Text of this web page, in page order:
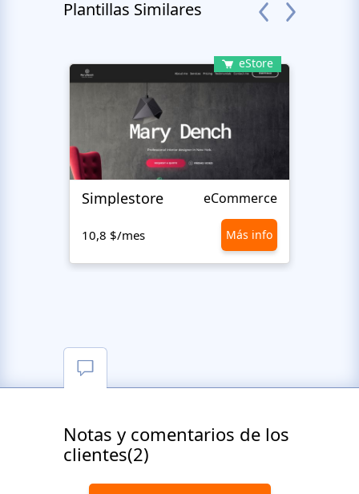
Plantillas Similares
eStore
Simplestore eCommerce
10,8 $/mes Más info
Notas y comentarios de los
clientes(2)